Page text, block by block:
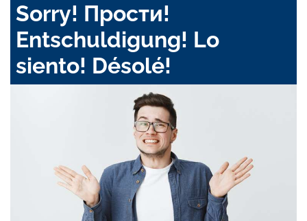
Sorry! Прости!
Entschuldigung! Lo
siento! Désolé!